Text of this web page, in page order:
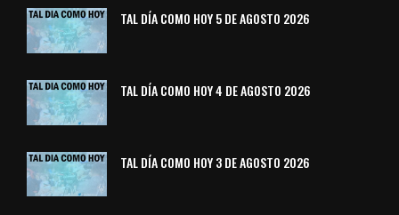
TAL DÍA COMO HOY 5 DE AGOSTO 2026
TAL DÍA COMO HOY 4 DE AGOSTO 2026
TAL DÍA COMO HOY 3 DE AGOSTO 2026